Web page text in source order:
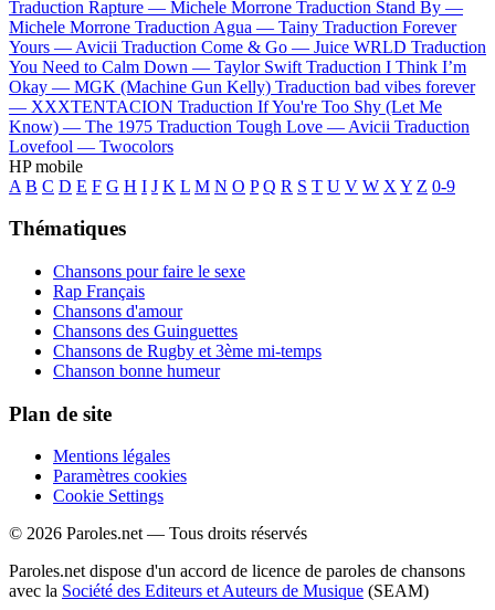
Traduction Rapture — Michele Morrone Traduction Stand By —
Michele Morrone Traduction Agua — Tainy Traduction Forever
Yours — Avicii Traduction Come & Go — Juice WRLD Traduction
You Need to Calm Down — Taylor Swift Traduction I Think I’m
Okay — MGK (Machine Gun Kelly) Traduction bad vibes forever
— XXXTENTACION Traduction If You're Too Shy (Let Me
Know) — The 1975 Traduction Tough Love — Avicii Traduction
Lovefool — Twocolors
HP mobile
A B C D E F G H I J K L M N O P Q R S T U V W X Y Z 0-9
Thématiques
Chansons pour faire le sexe
Rap Français
Chansons d'amour
Chansons des Guinguettes
Chansons de Rugby et 3ème mi-temps
Chanson bonne humeur
Plan de site
Mentions légales
Paramètres cookies
Cookie Settings
© 2026 Paroles.net — Tous droits réservés
Paroles.net dispose d'un accord de licence de paroles de chansons
avec la Société des Editeurs et Auteurs de Musique (SEAM)